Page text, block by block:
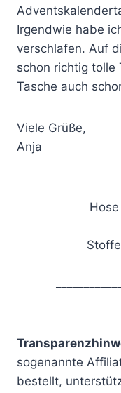
Irgendwie habe
verschlafen. Auf
schon richtig tolle
Tasche auch
Viele Grüße,
Anja
Hose
sogenannte
bestellt,